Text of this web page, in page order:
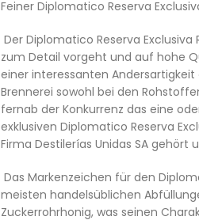
Feiner Diplomatico Reserva
Der Diplomatico Reserva
zum Detail vorgeht und auf hohe
einer interessanten
Brennerei sowohl bei den
fernab der Konkurrenz das eine
exklusiven Diplomatico Reserva
Firma Destilerías Unidas SA
Das Markenzeichen für den
meisten handelsüblichen
Zuckerrohrhonig, was seinen